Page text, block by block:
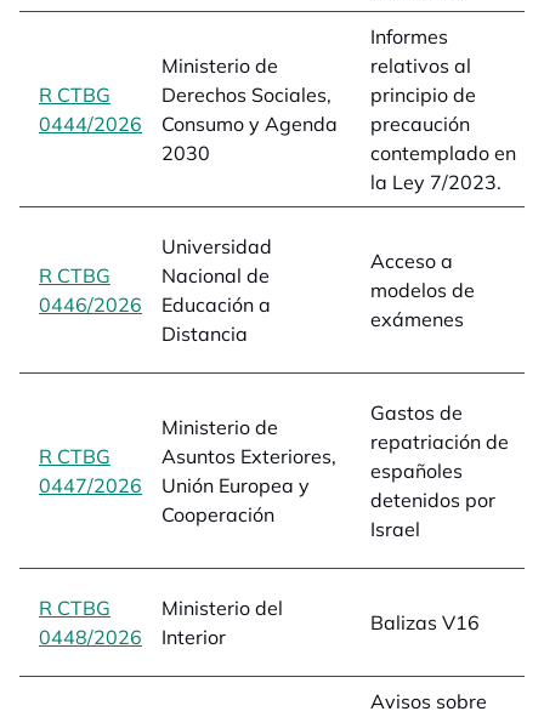
R CTBG
0444/2026 opens in a new tab
Ministerio de
Derechos Sociales,
Consumo y Agenda
2030
Informes
relativos al
principio de
precaución
contemplado en
la Ley 7/2023.
R CTBG
0446/2026 opens in a new tab
Universidad
Nacional de
Educación a
Distancia
Acceso a
modelos de
exámenes
R CTBG
0447/2026 opens in a new tab
Ministerio de
Asuntos Exteriores,
Unión Europea y
Cooperación
Gastos de
repatriación de
españoles
detenidos por
Israel
R CTBG
0448/2026 opens in a new tab
Ministerio del
Interior
Balizas V16
Avisos sobre